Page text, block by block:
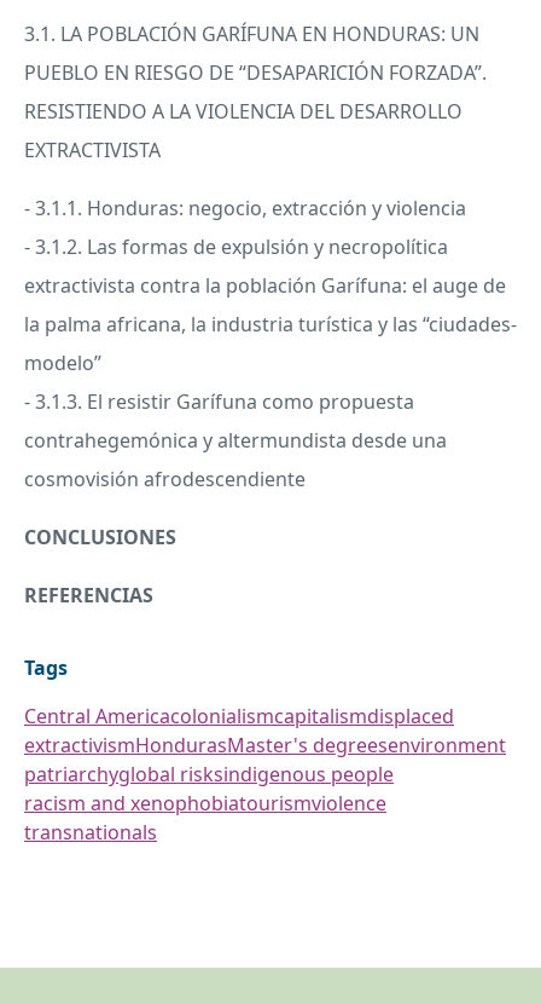
3.1. LA POBLACIÓN GARÍFUNA EN HONDURAS: UN
PUEBLO EN RIESGO DE “DESAPARICIÓN FORZADA”.
RESISTIENDO A LAVIOLENCIA DEL DESARROLLO
EXTRACTIVISTA
- 3.1.1. Honduras: negocio, extracción y violencia
- 3.1.2. Las formas de expulsión y necropolítica
extractivista contra la población Garífuna: el auge de
la palma africana, la industria turística y las “ciudades-
modelo”
- 3.1.3. El resistir Garífuna como propuesta
contrahegemónica y altermundista desde una
cosmovisión afrodescendiente
CONCLUSIONES
REFERENCIAS
Tags
Central Americacolonialismcapitalismdisplaced
extractivismHondurasMaster's degreesenvironment
patriarchyglobal risksindigenous people
racism and xenophobiatourismviolence
transnationals